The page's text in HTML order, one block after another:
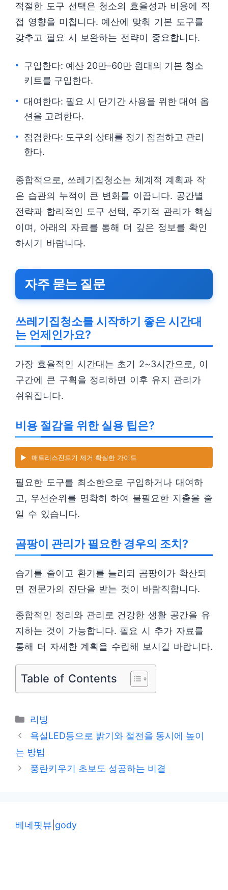
적절한 도구 선택은 청소의 효율성과 비용에 직
접 영향을 미칩니다. 예산에 맞춰 기본 도구를
갖추고 필요 시 보완하는 전략이 중요합니다.
구입한다: 예산 20만–60만 원대의 기본 청소
키트를 구입한다.
대여한다: 필요 시 단기간 사용을 위한 대여 옵
션을 고려한다.
점검한다: 도구의 상태를 정기 점검하고 관리
한다.
종합적으로, 쓰레기집청소는 체계적 계획과 작
은 습관의 누적이 큰 변화를 이끕니다. 공간별
전략과 합리적인 도구 선택, 주기적 관리가 핵심
이며, 아래의 자료를 통해 더 깊은 정보를 확인
하시기 바랍니다.
자주 묻는 질문
쓰레기집청소를 시작하기 좋은 시간대
는 언제인가요?
가장 효율적인 시간대는 초기 2~3시간으로, 이
구간에 큰 구획을 정리하면 이후 유지 관리가
쉬워집니다.
비용 절감을 위한 실용 팁은?
▶️ 매트리스진드기 제거 확실한 가이드
필요한 도구를 최소한으로 구입하거나 대여하
고, 우선순위를 명확히 하여 불필요한 지출을 줄
일 수 있습니다.
곰팡이 관리가 필요한 경우의 조치?
습기를 줄이고 환기를 늘리되 곰팡이가 확산되
면 전문가의 진단을 받는 것이 바람직합니다.
종합적인 정리와 관리로 건강한 생활 공간을 유
지하는 것이 가능합니다. 필요 시 추가 자료를
통해 더 자세한 계획을 수립해 보시길 바랍니다.
Table of Contents
카
테
리
리빙
욕실LED등으로 밝기와 절전을 동시에 높이
는 방법
풍란키우기 초보도 성공하는 비결
베네핏뷰 gody